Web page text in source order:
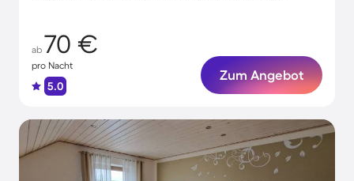
ab 70 €
pro Nacht
5.0
Zum Angebot